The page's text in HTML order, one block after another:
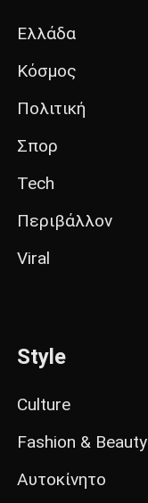
Ελλάδα
Κόσμος
Πολιτική
Σπορ
Tech
Περιβάλλον
Viral
Style
Culture
Fashion & Beauty
Αυτοκίνητο